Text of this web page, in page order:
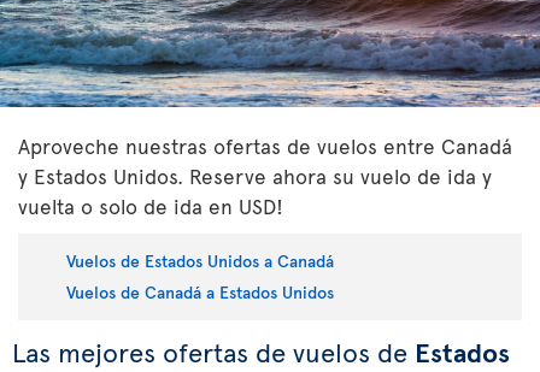
Aproveche nuestras ofertas de vuelos entre Canadá
y Estados Unidos. Reserve ahora su vuelo de ida y
vuelta o solo de ida en USD!
Vuelos de Estados Unidos a Canadá
Vuelos de Canadá a Estados Unidos
Las mejores ofertas de vuelos de Estados